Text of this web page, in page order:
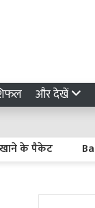
और देखें
पैकेट